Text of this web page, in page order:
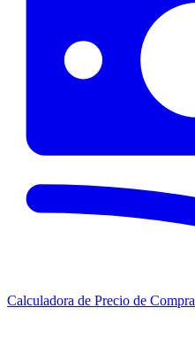
Calculadora de Precio de Compra